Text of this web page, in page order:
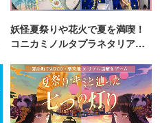
妖怪夏祭りや花火で夏を満喫！
コニカミノルタプラネタリア